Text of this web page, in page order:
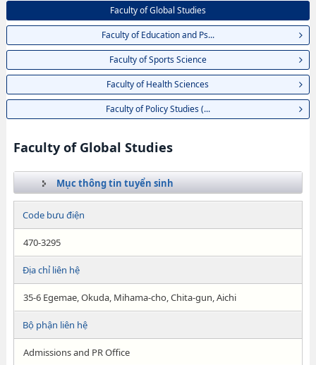
Faculty of Global Studies
Faculty of Education and Ps...
Faculty of Sports Science
Faculty of Health Sciences
Faculty of Policy Studies (...
Faculty of Global Studies
Mục thông tin tuyển sinh
Code bưu điện
470-3295
Địa chỉ liên hệ
35-6 Egemae, Okuda, Mihama-cho, Chita-gun, Aichi
Bộ phận liên hệ
Admissions and PR Office